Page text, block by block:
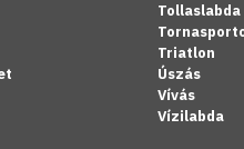
Tollaslabda
Triatlon
Úszás
Vívás
Vízilabda